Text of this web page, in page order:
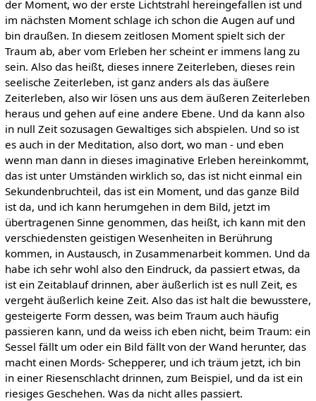
der Moment, wo der erste Lichtstrahl hereingefallen ist und
im nächsten Moment schlage ich schon die Augen auf und
bin draußen. In diesem zeitlosen Moment spielt sich der
Traum ab, aber vom Erleben her scheint er immens lang zu
sein. Also das heißt, dieses innere Zeiterleben, dieses rein
seelische Zeiterleben, ist ganz anders als das äußere
Zeiterleben, also wir lösen uns aus dem äußeren Zeiterleben
heraus und gehen auf eine andere Ebene. Und da kann also
in null Zeit sozusagen Gewaltiges sich abspielen. Und so ist
es auch in der Meditation, also dort, wo man - und eben
wenn man dann in dieses imaginative Erleben hereinkommt,
das ist unter Umständen wirklich so, das ist nicht einmal ein
Sekundenbruchteil, das ist ein Moment, und das ganze Bild
ist da, und ich kann herumgehen in dem Bild, jetzt im
übertragenen Sinne genommen, das heißt, ich kann mit den
verschiedensten geistigen Wesenheiten in Berührung
kommen, in Austausch, in Zusammenarbeit kommen. Und da
habe ich sehr wohl also den Eindruck, da passiert etwas, da
ist ein Zeitablauf drinnen, aber äußerlich ist es null Zeit, es
vergeht äußerlich keine Zeit. Also das ist halt die bewusstere,
gesteigerte Form dessen, was beim Traum auch häufig
passieren kann, und da weiss ich eben nicht, beim Traum: ein
Sessel fällt um oder ein Bild fällt von der Wand herunter, das
macht einen Mords- Schepperer, und ich träum jetzt, ich bin
in einer Riesenschlacht drinnen, zum Beispiel, und da ist ein
riesiges Geschehen. Was da nicht alles passiert.